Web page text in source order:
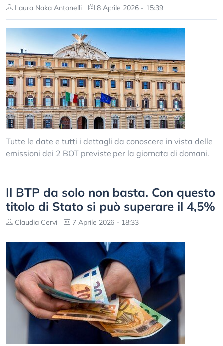
Laura Naka Antonelli 8 Aprile 2026 - 15:39
Tutte le date e tutti i dettagli da conoscere in vista delle
emissioni dei 2 BOT previste per la giornata di domani.
Il BTP da solo non basta. Con questo
titolo di Stato si può superare il 4,5%
Claudia Cervi 7 Aprile 2026 - 18:33